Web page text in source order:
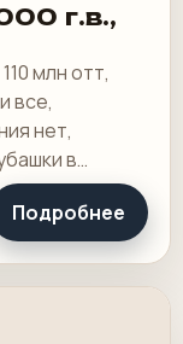
г.в.,
млн отт,
все,
нет,
в
в хорошем.
Подробнее